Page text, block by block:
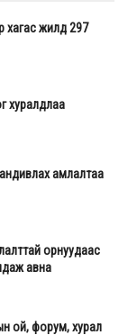
хагас жилд 297
хуралдлаа
амлалтаа
орнуудаас
авна
ой, форум, хурал